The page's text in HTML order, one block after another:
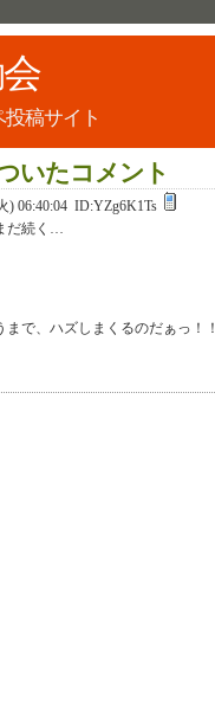
稿サイト
いたコメント
) 06:40:04 ID:YZg6K1Ts
だ続く…
で、ハズしまくるのだぁっ！！